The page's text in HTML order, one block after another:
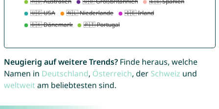
Neugierig auf weitere Trends?Finde heraus, welche
Namen in Deutschland, Österreich, der Schweiz und
weltweitam beliebtesten sind.